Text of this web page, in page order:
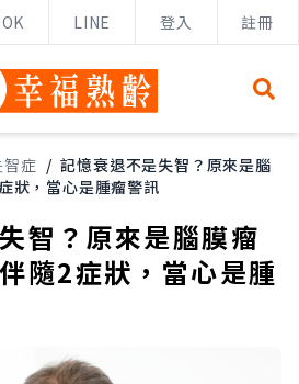
LINE 登入 註冊
智症 / 記憶衰退不是失智？原來是腦
狀，當心是腫瘤警訊
智？原來是腦膜瘤
隨2症狀，當心是腫